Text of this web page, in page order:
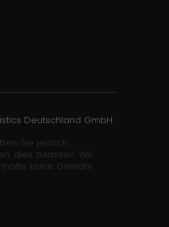
Sie jedoch
dies zulassen. Wir
keine Gewähr
Deutschland GmbH